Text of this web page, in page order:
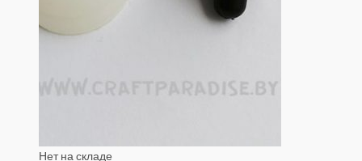
Нет на складе